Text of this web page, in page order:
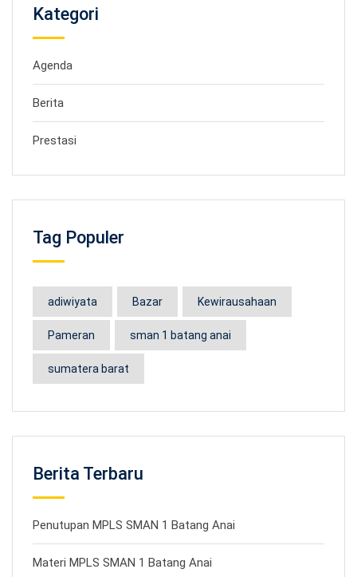
Kategori
Agenda
Berita
Prestasi
Tag Populer
adiwiyata Bazar Kewirausahaan
Pameran sman 1 batang anai
sumatera barat
Berita Terbaru
Penutupan MPLS SMAN 1 Batang Anai
Materi MPLS SMAN 1 Batang Anai